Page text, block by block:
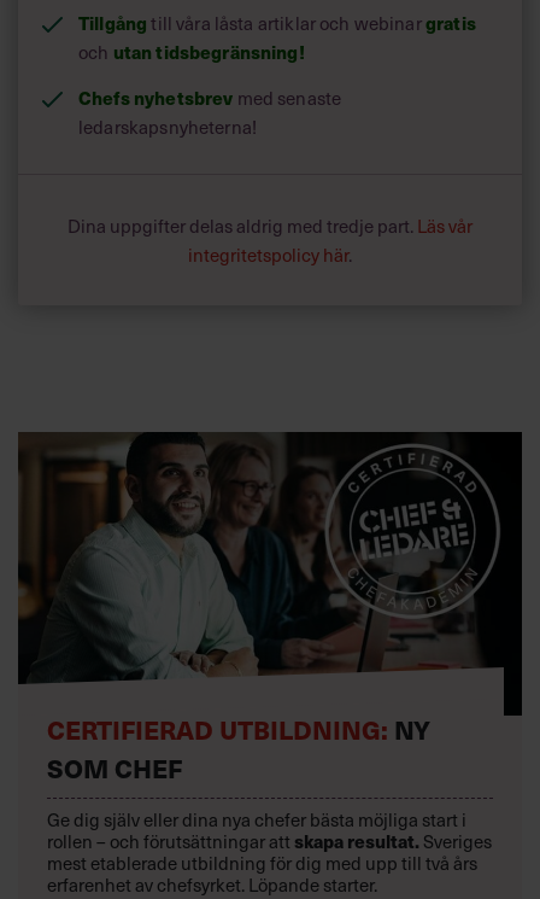
Tillgångtill våra låsta artiklar och webinargratis
och utan tidsbegränsning!
Chefs nyhetsbrev med senaste
ledarskapsnyheterna!
Dina uppgifter delas aldrig med tredje part. Läs vår
integritetspolicy här.
CERTIFIERAD UTBILDNING: NY
SOM CHEF
Ge dig själv eller dina nya chefer bästa möjliga start i
rollen – och förutsättningar att skapa resultat. Sveriges
mest etablerade utbildning för dig med upp till två års
erfarenhet av chefsyrket. Löpande starter.